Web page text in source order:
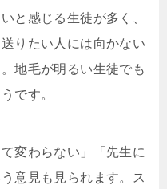
と感じる生徒が多く、
りたい人には向かない
地毛が明るい生徒でも
です。
変わらない」「先生に
意見も見られます。ス